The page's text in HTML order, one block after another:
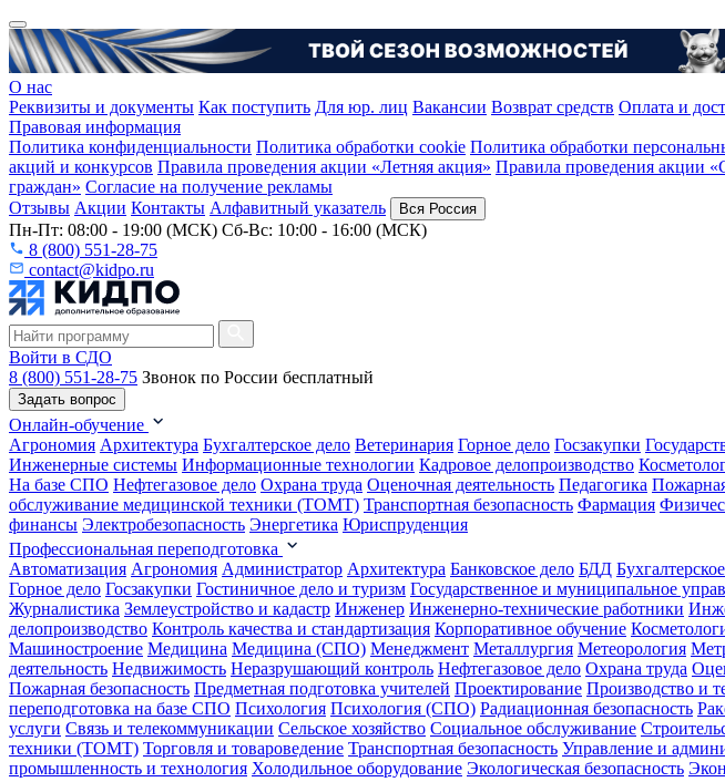
О нас
Реквизиты и документы Как поступить Для юр. лиц Вакансии Возврат средств Оплата и
Правовая информация
Политика конфиденциальности Политика обработки cookie Политика обработки
акций и конкурсов Правила проведения акции «Летняя акция» Правила проведения акции
граждан» Согласие на получение рекламы
Отзывы Акции Контакты Алфавитный указатель Вся Россия
Пн-Пт: 08:00 - 19:00 (МСК) Сб-Вс: 10:00 - 16:00 (МСК)
8 (800) 551-28-75
contact@kidpo.ru
Войти в СДО
8 (800) 551-28-75 Звонок по России бесплатный
Задать вопрос
Онлайн-обучение
Агрономия Архитектура Бухгалтерское дело Ветеринария Горное дело Госзакупки
Инженерные системы Информационные технологии Кадровое делопроизводство
На базе СПО Нефтегазовое дело Охрана труда Оценочная деятельность Педагогика
обслуживание медицинской техники (ТОМТ) Транспортная безопасность Фармация
финансы Электробезопасность Энергетика Юриспруденция
Профессиональная переподготовка
Автоматизация Агрономия Администратор Архитектура Банковское дело БДД
Горное дело Госзакупки Гостиничное дело и туризм Государственное и муниципальное
Журналистика Землеустройство и кадастр Инженер Инженерно-технические работники
делопроизводство Контроль качества и стандартизация Корпоративное обучение
Машиностроение Медицина Медицина (СПО) Менеджмент Металлургия Метеорология
деятельность Недвижимость Неразрушающий контроль Нефтегазовое дело Охрана труда
Пожарная безопасность Предметная подготовка учителей Проектирование Производство и
переподготовка на базе СПО Психология Психология (СПО) Радиационная безопасность
услуги Связь и телекоммуникации Сельское хозяйство Социальное обслуживание
техники (ТОМТ) Торговля и товароведение Транспортная безопасность Управление и
промышленность и технология Холодильное оборудование Экологическая безопасность